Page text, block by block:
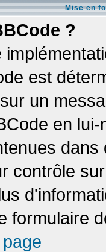
Mise en
?
est
un
en
contrôle
formulaire